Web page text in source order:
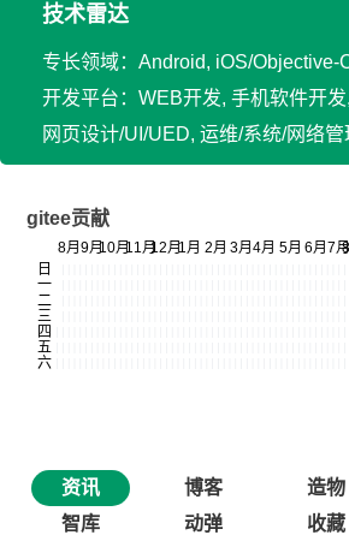
技术雷达
专长领域：Android, iOS/Objective-
开发平台：WEB开发, 手机软件开
网页设计/UI/UED, 运维/系统/网络管
gitee贡献
资讯 博客
造物
智库
动弹 收藏